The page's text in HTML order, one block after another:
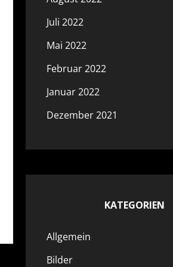
Juli 2022
Mai 2022
Februar 2022
Januar 2022
Dezember 2021
KATEGORIEN
Allgemein
Bilder